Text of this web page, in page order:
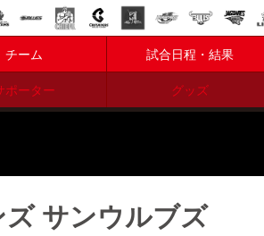
チーム 試合日程・結果
ポーター グッズ
サンウルブズ